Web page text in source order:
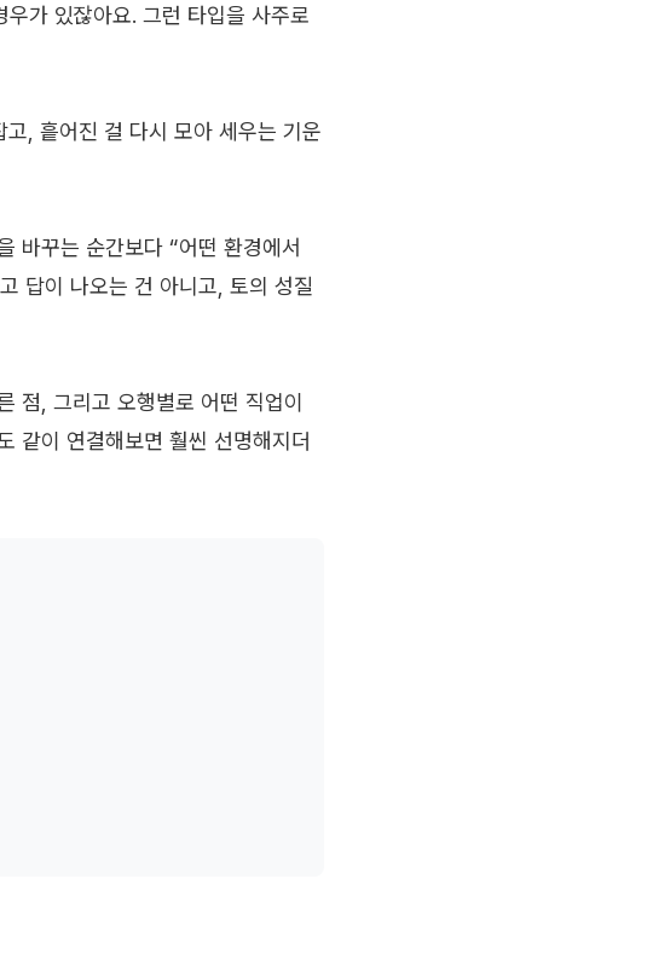
가 있잖아요. 그런 타입을 사주로
, 흩어진 걸 다시 모아 세우는 기운
바꾸는 순간보다 “어떤 환경에서
답이 나오는 건 아니고, 토의 성질
점, 그리고 오행별로 어떤 직업이
같이 연결해보면 훨씬 선명해지더